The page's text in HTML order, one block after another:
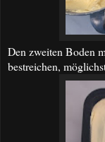
Den zweiten Boden
bestreichen,